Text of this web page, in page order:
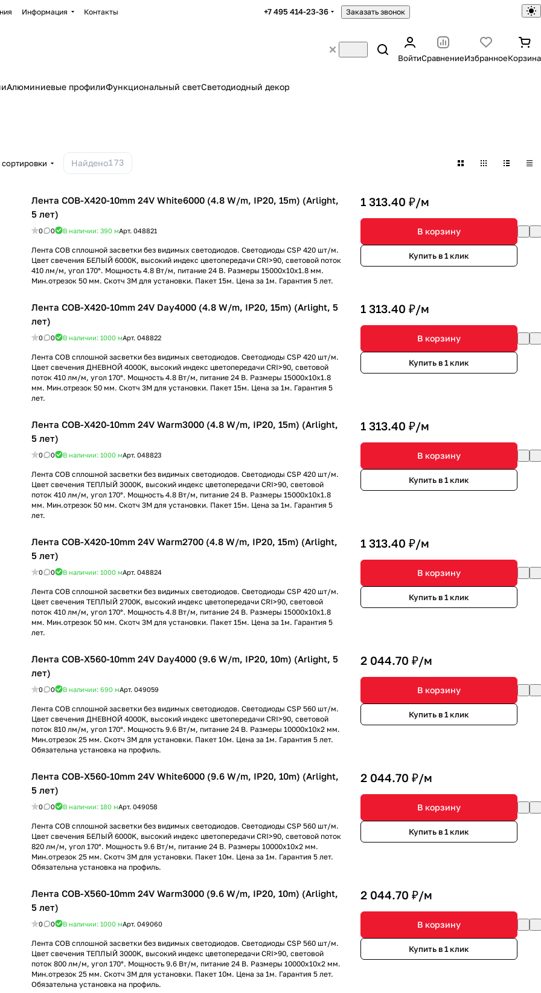
Информация Контакты +7 495 414-23-36 Заказать звонок
ВойтиСравнениеИзбранноеКорзина
Алюминиевые профилиФункциональный светСветодиодный декор
Найдено173
Лента COB-X420-10mm 24V White6000 (4.8 W/m, IP20, 15m) (Arlight,
5 лет)
0 0 В наличии: 390 мАрт. 048821
Лента COB сплошной засветки без видимых светодиодов. Светодиоды CSP 420 шт/м.
Цвет свечения БЕЛЫЙ 6000K, высокий индекс цветопередачи CRI>90, световой поток
410 лм/м, угол 170°. Мощность 4.8 Вт/м, питание 24 В. Размеры 15000х10х1.8 мм.
Мин.отрезок 50 мм. Скотч 3М для установки. Пакет 15м. Цена за 1м. Гарантия 5 лет.
1 313.40 ₽/м
В корзину
Купить в 1 клик
Лента COB-X420-10mm 24V Day4000 (4.8 W/m, IP20, 15m) (Arlight, 5
лет)
0 0 В наличии: 1000 мАрт. 048822
Лента COB сплошной засветки без видимых светодиодов. Светодиоды CSP 420 шт/м.
Цвет свечения ДНЕВНОЙ 4000K, высокий индекс цветопередачи CRI>90, световой
поток 410 лм/м, угол 170°. Мощность 4.8 Вт/м, питание 24 В. Размеры 15000х10х1.8
мм. Мин.отрезок 50 мм. Скотч 3М для установки. Пакет 15м. Цена за 1м. Гарантия 5
лет.
1 313.40 ₽/м
В корзину
Купить в 1 клик
Лента COB-X420-10mm 24V Warm3000 (4.8 W/m, IP20, 15m) (Arlight,
5 лет)
0 0 В наличии: 1000 мАрт. 048823
Лента COB сплошной засветки без видимых светодиодов. Светодиоды CSP 420 шт/м.
Цвет свечения ТЕПЛЫЙ 3000K, высокий индекс цветопередачи CRI>90, световой
поток 410 лм/м, угол 170°. Мощность 4.8 Вт/м, питание 24 В. Размеры 15000х10х1.8
мм. Мин.отрезок 50 мм. Скотч 3М для установки. Пакет 15м. Цена за 1м. Гарантия 5
лет.
1 313.40 ₽/м
В корзину
Купить в 1 клик
Лента COB-X420-10mm 24V Warm2700 (4.8 W/m, IP20, 15m) (Arlight,
5 лет)
0 0 В наличии: 1000 мАрт. 048824
Лента COB сплошной засветки без видимых светодиодов. Светодиоды CSP 420 шт/м.
Цвет свечения ТЕПЛЫЙ 2700K, высокий индекс цветопередачи CRI>90, световой
поток 410 лм/м, угол 170°. Мощность 4.8 Вт/м, питание 24 В. Размеры 15000х10х1.8
мм. Мин.отрезок 50 мм. Скотч 3М для установки. Пакет 15м. Цена за 1м. Гарантия 5
лет.
1 313.40 ₽/м
В корзину
Купить в 1 клик
Лента COB-X560-10mm 24V Day4000 (9.6 W/m, IP20, 10m) (Arlight, 5
лет)
0 0 В наличии: 690 мАрт. 049059
Лента COB сплошной засветки без видимых светодиодов. Светодиоды CSP 560 шт/м.
Цвет свечения ДНЕВНОЙ 4000K, высокий индекс цветопередачи CRI>90, световой
поток 810 лм/м, угол 170°. Мощность 9.6 Вт/м, питание 24 В. Размеры 10000х10х2 мм.
Мин.отрезок 25 мм. Скотч 3М для установки. Пакет 10м. Цена за 1м. Гарантия 5 лет.
Обязательна установка на профиль.
2 044.70 ₽/м
В корзину
Купить в 1 клик
Лента COB-X560-10mm 24V White6000 (9.6 W/m, IP20, 10m) (Arlight,
5 лет)
0 0 В наличии: 180 мАрт. 049058
Лента COB сплошной засветки без видимых светодиодов. Светодиоды CSP 560 шт/м.
Цвет свечения БЕЛЫЙ 6000K, высокий индекс цветопередачи CRI>90, световой поток
820 лм/м, угол 170°. Мощность 9.6 Вт/м, питание 24 В. Размеры 10000х10х2 мм.
Мин.отрезок 25 мм. Скотч 3М для установки. Пакет 10м. Цена за 1м. Гарантия 5 лет.
Обязательна установка на профиль.
2 044.70 ₽/м
В корзину
Купить в 1 клик
Лента COB-X560-10mm 24V Warm3000 (9.6 W/m, IP20, 10m) (Arlight,
5 лет)
0 0 В наличии: 1000 мАрт. 049060
Лента COB сплошной засветки без видимых светодиодов. Светодиоды CSP 560 шт/м.
Цвет свечения ТЕПЛЫЙ 3000K, высокий индекс цветопередачи CRI>90, световой
поток 800 лм/м, угол 170°. Мощность 9.6 Вт/м, питание 24 В. Размеры 10000х10х2 мм.
Мин.отрезок 25 мм. Скотч 3М для установки. Пакет 10м. Цена за 1м. Гарантия 5 лет.
Обязательна установка на профиль.
2 044.70 ₽/м
В корзину
Купить в 1 клик